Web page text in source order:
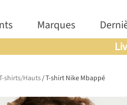
Ouvrir Enfants
Marques Ouvrir
Offre
shirts/Hauts/ T-shirt Nike Mbappé